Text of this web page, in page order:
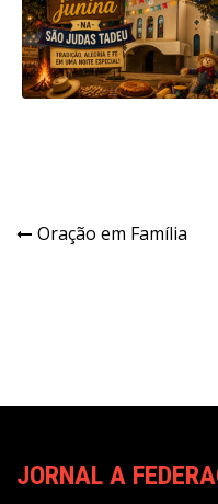
Navegação
Oração em Família
JORNAL A